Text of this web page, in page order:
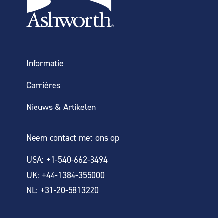
Informatie
Carrières
Nieuws & Artikelen
Neem contact met ons op
USA: +1-540-662-3494
UK: +44-1384-355000
NL: +31-20-5813220